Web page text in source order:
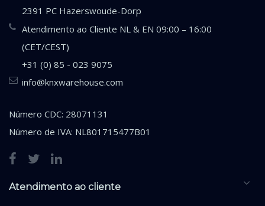
2391 PC Hazerswoude-Dorp
Atendimento ao Cliente NL & EN 09:00 – 16:00
(CET/CEST)
+31 (0) 85 - 023 9075
info@knxwarehouse.com
Número CDC: 28071131
Número de IVA: NL801715477B01
Atendimento ao cliente